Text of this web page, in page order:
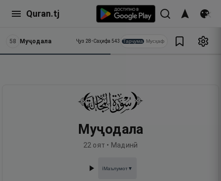
Quran.tj
58 Муҷодала Ҷуз 28•Саҳифа 543 Тарҷума Мусҳаф
Муҷодала
22 оят • Мадинӣ
ℹ️Маълумот▼